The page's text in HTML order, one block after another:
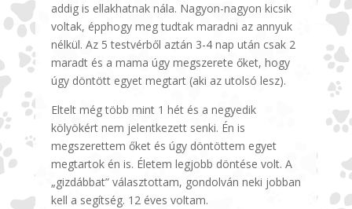
addig is ellakhatnak nála. Nagyon-nagyon kicsik
voltak, épphogy meg tudtak maradni az annyuk
nélkül. Az 5 testvérből aztán 3-4 nap után csak 2
maradt és a mama úgy megszerete őket, hogy
úgy döntött egyet megtart (aki az utolsó lesz).
Eltelt még több mint 1 hét és a negyedik
kölyökért nem jelentkezett senki. Én is
megszerettem őket és úgy döntöttem egyet
megtartok én is. Életem legjobb döntése volt. A
„gizdábbat” választottam, gondolván neki jobban
kell a segítség. 12 éves voltam.